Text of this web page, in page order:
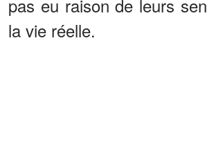
pas eu raison de leurs
la vie réelle.